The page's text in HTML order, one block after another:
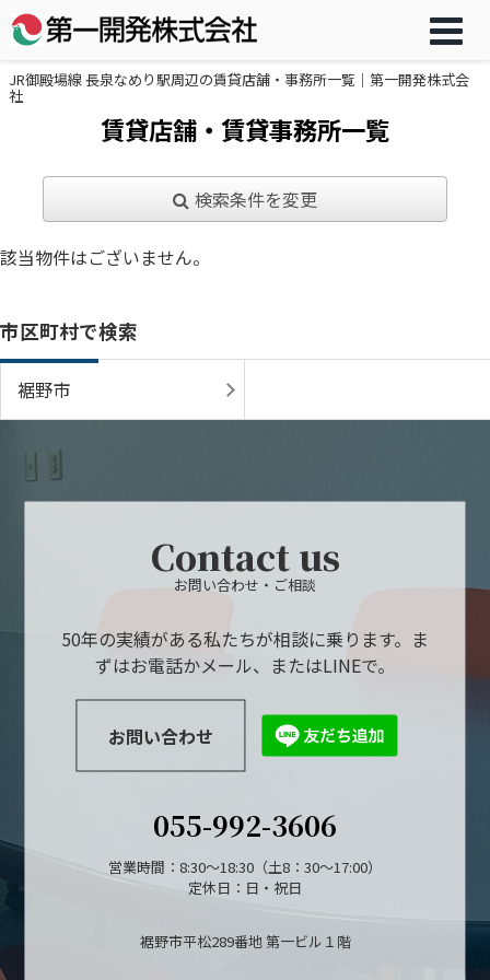
JR御殿場線 長泉なめり駅周辺の賃貸店舗・事務所一覧｜第一開発株式会
社
賃貸店舗・賃貸事務所一覧
検索条件を変更
該当物件はございません。
市区町村で検索
裾野市
Contact us
お問い合わせ・ご相談
50年の実績がある私たちが相談に乗ります。ま
ずはお電話かメール、またはLINEで。
お問い合わせ
055-992-3606
営業時間：8:30～18:30（土8：30～17:00）
定休日：日・祝日
裾野市平松289番地 第一ビル１階